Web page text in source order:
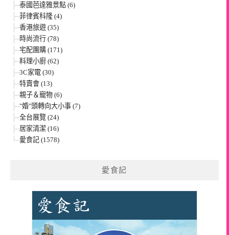
泰國芭達雅景點 (6)
菲律賓科隆 (4)
香港旅遊 (35)
時尚流行 (78)
宅配團購 (171)
料理小廚 (62)
3C家電 (30)
特賣會 (13)
親子＆寵物 (6)
"婚"頭轉向大小事 (7)
全台展覽 (24)
居家清潔 (16)
愛食記 (1578)
愛食記